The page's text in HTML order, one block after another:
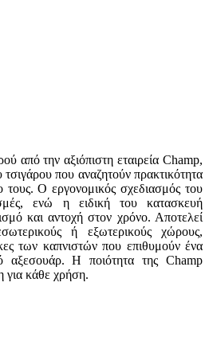
από την αξιόπιστη εταιρεία Champ,
τσιγάρου που αναζητούν πρακτικότητα
τους. Ο εργονομικός σχεδιασμός του
ενώ η ειδική του κατασκευή
και αντοχή στον χρόνο. Αποτελεί
ή εξωτερικούς χώρους,
των καπνιστών που επιθυμούν ένα
αξεσουάρ. Η ποιότητα της Champ
για κάθε χρήση.